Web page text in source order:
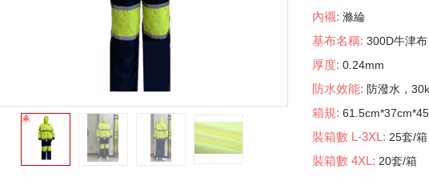
內襯:滌綸
基布名稱:300D牛津布
厚度:0.24mm
防水效能:防潑水，
箱規:
裝箱數 L-3XL: 25套/箱
裝箱數 4XL: 20套/箱